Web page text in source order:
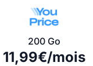
200 Go
11,99€/mois